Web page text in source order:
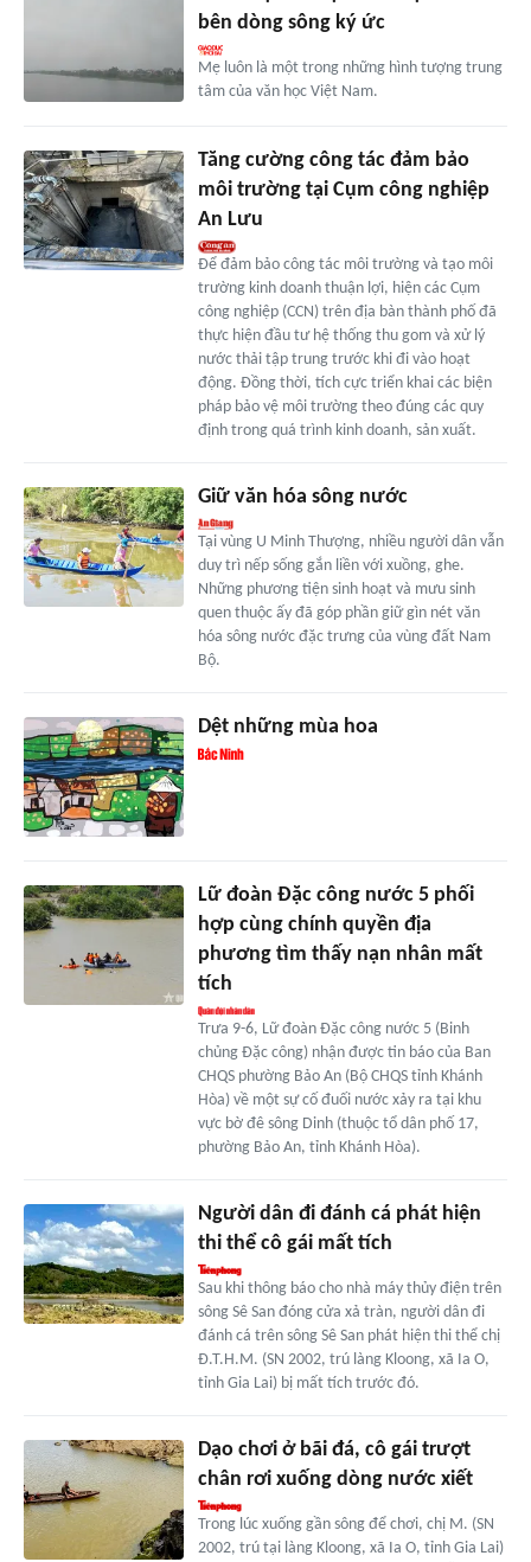
bên dòng sông ký ức
Mẹ luôn là một trong những hình tượng trung
tâm của văn học Việt Nam.
Tăng cường công tác đảm bảo
môi trường tại Cụm công nghiệp
An Lưu
Để đảm bảo công tác môi trường và tạo môi
trường kinh doanh thuận lợi, hiện các Cụm
công nghiệp (CCN) trên địa bàn thành phố đã
thực hiện đầu tư hệ thống thu gom và xử lý
nước thải tập trung trước khi đi vào hoạt
động. Đồng thời, tích cực triển khai các biện
pháp bảo vệ môi trường theo đúng các quy
định trong quá trình kinh doanh, sản xuất.
Giữ văn hóa sông nước
Tại vùng U Minh Thượng, nhiều người dân vẫn
duy trì nếp sống gắn liền với xuồng, ghe.
Những phương tiện sinh hoạt và mưu sinh
quen thuộc ấy đã góp phần giữ gìn nét văn
hóa sông nước đặc trưng của vùng đất Nam
Bộ.
Dệt những mùa hoa
Lữ đoàn Đặc công nước 5 phối
hợp cùng chính quyền địa
phương tìm thấy nạn nhân mất
tích
Trưa 9-6, Lữ đoàn Đặc công nước 5 (Binh
chủng Đặc công) nhận được tin báo của Ban
CHQS phường Bảo An (Bộ CHQS tỉnh Khánh
Hòa) về một sự cố đuối nước xảy ra tại khu
vực bờ đê sông Dinh (thuộc tổ dân phố 17,
phường Bảo An, tỉnh Khánh Hòa).
Người dân đi đánh cá phát hiện
thi thể cô gái mất tích
Sau khi thông báo cho nhà máy thủy điện trên
sông Sê San đóng cửa xả tràn, người dân đi
đánh cá trên sông Sê San phát hiện thi thể chị
Đ.T.H.M. (SN 2002, trú làng Kloong, xã Ia O,
tỉnh Gia Lai) bị mất tích trước đó.
Dạo chơi ở bãi đá, cô gái trượt
chân rơi xuống dòng nước xiết
Trong lúc xuống gần sông để chơi, chị M. (SN
2002, trú tại làng Kloong, xã Ia O, tỉnh Gia Lai)